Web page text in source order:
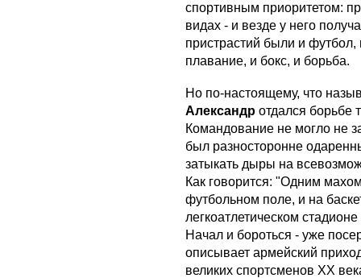
спортивным приоритетом:
видах - и везде у него
пристрастий были и футбол,
плавание, и бокс, и борьба.
Но по-настоящему, что
Александр отдался борьбе
Командование не могло не
был разносторонне
затыкать дыры на
Как говорится: "Одним
футбольном поле, и на
легкоатлетическом
Начал и бороться - уже
описывает армейский
великих спортсменов ХХ